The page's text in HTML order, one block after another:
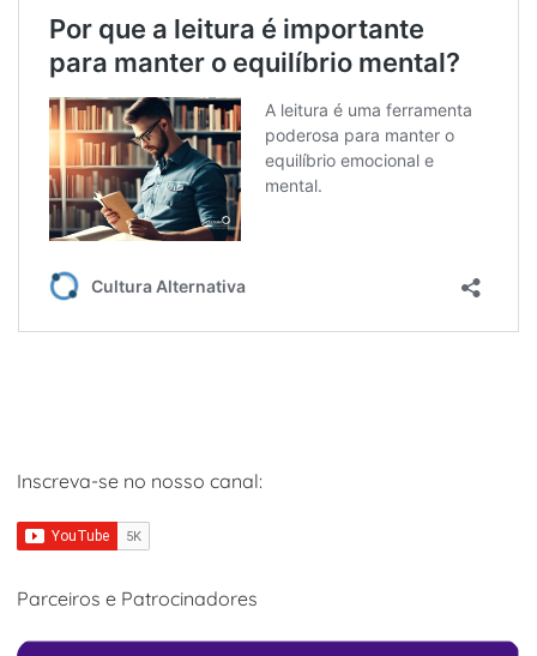
Inscreva-se no nosso canal:
Parceiros e Patrocinadores